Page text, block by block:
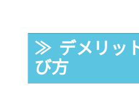
≫  デメリッ
び方